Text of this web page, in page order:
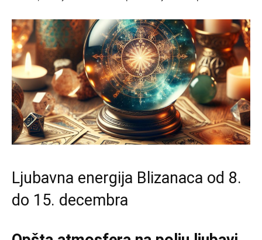
Ljubavna energija Blizanaca od 8.
do 15. decembra